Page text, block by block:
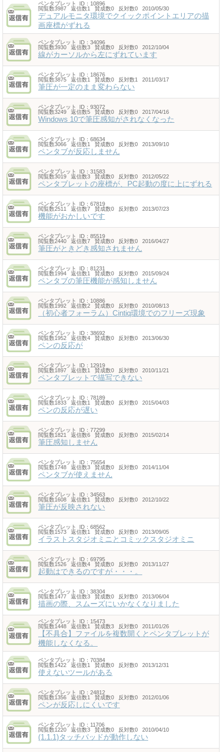
ペンタブレット
ID：10896
閲覧数3987 返信数1 賛成数0 反対数0 2010/05/30
デュアルモニタ環境でクイックポイントエリアの描
画座標がずれる
ペンタブレット
ID：34096
閲覧数3930 返信数3 賛成数0 反対数0 2012/10/04
線がカーソルから左にずれています
ペンタブレット
ID：18676
閲覧数3875 返信数1 賛成数0 反対数1 2011/03/17
筆圧が一定のまま変わらない
ペンタブレット
ID：93072
閲覧数3249 返信数5 賛成数0 反対数0 2017/04/16
Windows 10で筆圧感知がされなくなった
ペンタブレット
ID：68634
閲覧数3066 返信数1 賛成数0 反対数0 2013/09/10
ペンタブが反応しません
ペンタブレット
ID：31583
閲覧数3019 返信数3 賛成数0 反対数0 2012/05/22
ペンタブレットの座標が、PC起動の度に上にずれる
ペンタブレット
ID：67819
閲覧数2511 返信数7 賛成数0 反対数0 2013/07/23
機能がおかしいです
ペンタブレット
ID：85519
閲覧数2440 返信数7 賛成数0 反対数0 2016/04/27
筆圧がときどき感知されません
ペンタブレット
ID：81231
閲覧数1994 返信数1 賛成数0 反対数0 2015/09/24
ペンタブの筆圧機能が感知しません
ペンタブレット
ID：10886
閲覧数1992 返信数2 賛成数0 反対数0 2010/08/13
（初心者フォーラム）Cintiq環境でのフリーズ現象
ペンタブレット
ID：38692
閲覧数1952 返信数4 賛成数0 反対数0 2013/06/30
ペンの反応が
ペンタブレット
ID：12919
閲覧数1897 返信数1 賛成数0 反対数0 2010/11/21
ペンタブレットで描写できない
ペンタブレット
ID：78189
閲覧数1833 返信数1 賛成数0 反対数0 2015/04/03
ペンの反応が遅い
ペンタブレット
ID：77299
閲覧数1821 返信数6 賛成数0 反対数0 2015/02/14
筆圧感知しません
ペンタブレット
ID：75654
閲覧数1748 返信数3 賛成数0 反対数0 2014/11/04
ペンタブが使えません
ペンタブレット
ID：34563
閲覧数1608 返信数1 賛成数0 反対数0 2012/10/22
筆圧が反映されない
ペンタブレット
ID：68562
閲覧数1573 返信数1 賛成数0 反対数0 2013/09/05
イラストスタジオミニとコミックスタジオミニ
ペンタブレット
ID：69795
閲覧数1526 返信数4 賛成数0 反対数0 2013/11/27
起動はできるのですが・・・。
ペンタブレット
ID：38304
閲覧数1477 返信数3 賛成数0 反対数0 2013/06/04
描画の際、スムーズにいかなくなりました
ペンタブレット
ID：15473
閲覧数1448 返信数1 賛成数3 反対数0 2011/01/26
【不具合】ファイルを複数開くとペンタブレットが
機能しなくなる。
ペンタブレット
ID：70384
閲覧数1422 返信数1 賛成数0 反対数0 2013/12/31
使えないツールがある
ペンタブレット
ID：24812
閲覧数1356 返信数1 賛成数0 反対数0 2012/01/06
ペンが反応しにくいです
ペンタブレット
ID：11706
閲覧数1220 返信数3 賛成数0 反対数0 2010/04/10
(1.1.1)タッチパッドが動作しない